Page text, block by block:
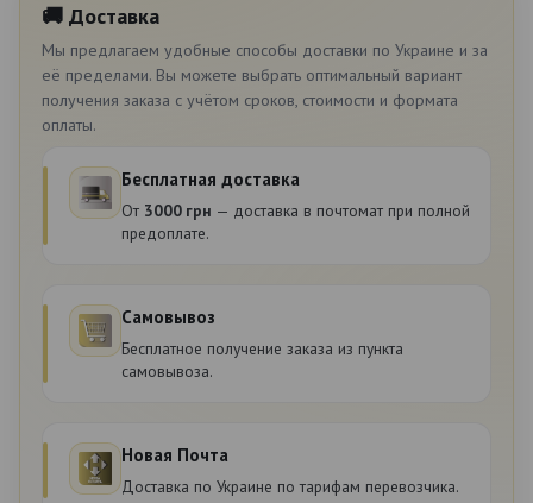
🚚 Доставка
Мы предлагаем удобные способы доставки по Украине и за
её пределами. Вы можете выбрать оптимальный вариант
получения заказа с учётом сроков, стоимости и формата
оплаты.
Бесплатная доставка
От 3000 грн — доставка в почтомат при полной
предоплате.
Самовывоз
Бесплатное получение заказа из пункта
самовывоза.
Новая Почта
Доставка по Украине по тарифам перевозчика.